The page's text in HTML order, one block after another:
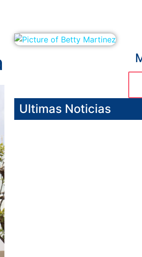
Ultimas Noticias